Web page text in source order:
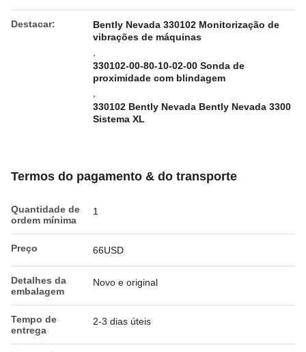
Destacar:
Bently Nevada 330102 Monitorização de
vibrações de máquinas
330102-00-80-10-02-00 Sonda de
proximidade com blindagem
330102 Bently Nevada Bently Nevada 3300
Sistema XL
Termos do pagamento & do transporte
Quantidade de
ordem mínima
1
Preço 66USD
Detalhes da
embalagem
Novo e original
Tempo de
entrega
2-3 dias úteis